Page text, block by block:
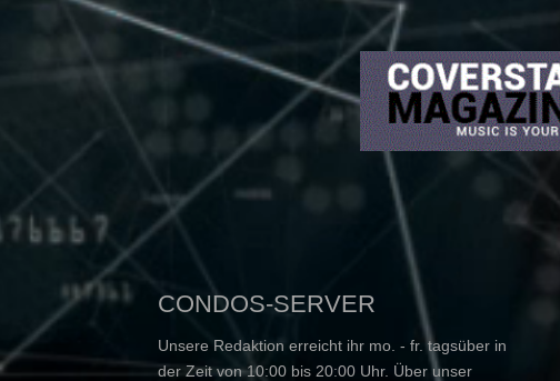
CONDOS-SERVER
Unsere Redaktion erreicht ihr mo. - fr. tagsüber in
der Zeit von 10:00 bis 20:00 Uhr. Über unser